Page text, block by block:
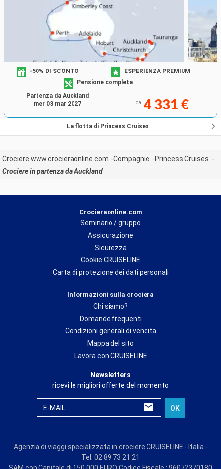
-50% DI SCONTO
ESPERIENZA PREMIUM
Pensione completa
da 4 331 €
Partenza da Auckland
mer 03 mar 2027
La flotta di Princess Cruises
Crociere www.crocieraonline.com Compagnie
Princess Cruises
Crociere in partenza da Auckland
Crocieraonline.com
Seminario / gruppo
Assicurazione
Sicurezza
Cookie CRUISELINE
Carta di protezione dei dati personali
Informazioni sulla crociera
Chi siamo?
Domande frequenti
Condizioni generali di vendita
Mappa del sito
Lavora con CRUISELINE
Newsletters
ricevi le migliori offerte del momento
E-MAIL OK
Agenzia di viaggi specializzata in crociere CRUISELINE - Italia -
Tel: 02 89 73 21 21
SAM con Capitale di 150 000 EURO Codice Fiscale : 96072370180